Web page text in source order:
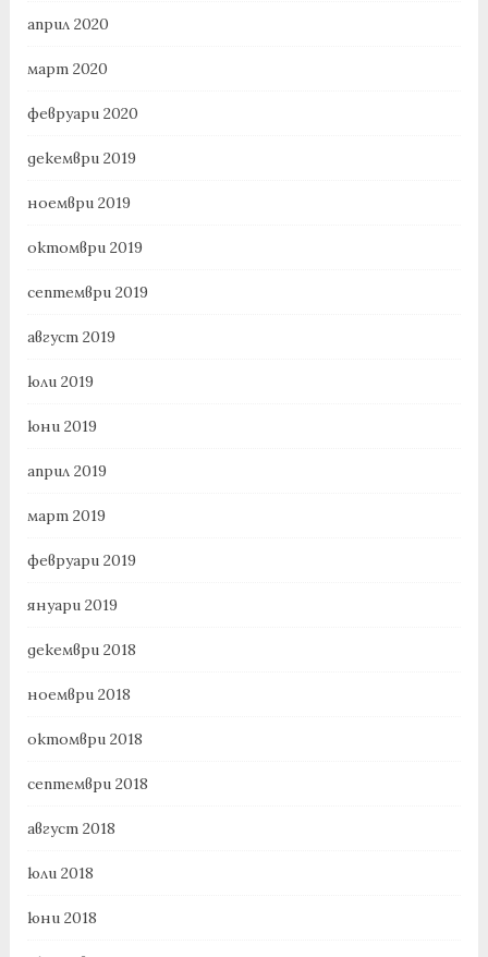
април 2020
март 2020
февруари 2020
декември 2019
ноември 2019
октомври 2019
септември 2019
август 2019
юли 2019
юни 2019
април 2019
март 2019
февруари 2019
януари 2019
декември 2018
ноември 2018
октомври 2018
септември 2018
август 2018
юли 2018
юни 2018